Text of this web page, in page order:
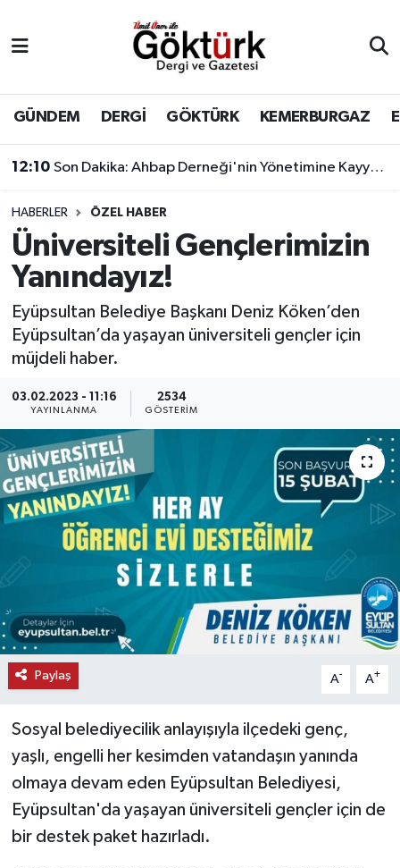
GÜNDEM DERGİ GÖKTÜRK KEMERBURGAZ
12:10 Son Dakika: Ahbap Derneği'nin Yönetimine Kayyum Atandı
HABERLER ÖZEL HABER
Üniversiteli Gençlerimizin
Yanındayız!
Eyüpsultan Belediye Başkanı Deniz Köken’den
Eyüpsultan’da yaşayan üniversiteli gençler için
müjdeli haber.
03.02.2023 - 11:16
YAYINLANMA
2534
GÖSTERIM
Paylaş A- A+
Sosyal belediyecilik anlayışıyla ilçedeki genç,
yaşlı, engelli her kesimden vatandaşın yanında
olmaya devam eden Eyüpsultan Belediyesi,
Eyüpsultan'da yaşayan üniversiteli gençler için de
bir destek paket hazırladı.
BİLİM
DERGİ
DÜNYA
EĞİTİM
GÖKTÜRK
KEMERBURGAZ
KÜLTÜR - SANAT
MAGAZİN
ÖZEL HABER
SAĞLIK
SPOR
TİCARET
YAŞAM
Eyüpsultan Hava Durumu
Eyüpsultan Trafik Yoğunluk Haritası
Süper Lig Puan Durumu ve Fikstür
Tüm Manşetler
Son Dakika Haberleri
Haber Arşivi